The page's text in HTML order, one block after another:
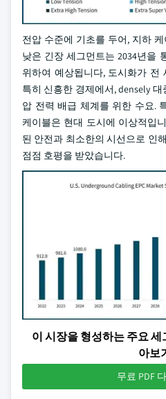
전압 수준에 기초를 두어, 지하
낮은 긴장 세그먼트는 2034년을
위하여 예상됩니다, 도시화가 전
특히 신흥한 경제에서, densely
압 전력 배급 체계를 위한 수요.
케이블은 현대 도시에 이상적입
된 안전과 최소한의 시선으로 인
점점 호평을 받았습니다.
이 시장을 형성하는 주요
아보
무료 PDF